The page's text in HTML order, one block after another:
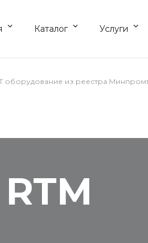
Каталог Услуги
оборудование из реестра